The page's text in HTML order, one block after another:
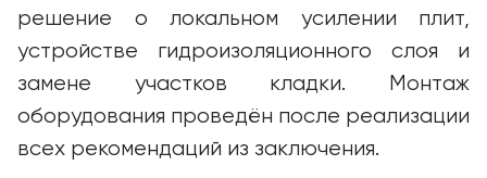
решение о локальном усилении плит,
устройстве гидроизоляционного слоя и
замене участков кладки. Монтаж
оборудования проведён после реализации
всех рекомендаций из заключения.